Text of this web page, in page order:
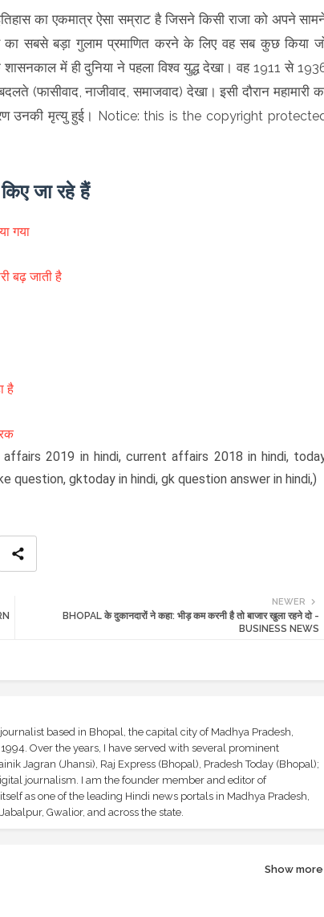
का एकमात्र ऐसा सम्राट है जिसने किसी राजा को अपने
सबसे बड़ा गुलाम प्रमाणित करने के लिए वह सब कुछ किया
में ही दुनिया ने पहला विश्व युद्ध देखा। वह 1911 से
(फासीवाद, नाजीवाद, समाजवाद) देखा। इसी दौरान महामारी
उनकी मृत्यु हुई। Notice: this is the copyright
जा रहे हैं
गया
बढ़ जाती है
है
2019 in hindi, current affairs 2018 in hindi,
question, gktoday in hindi, gk question answer in hindi,)
NEWER
BHOPAL के दुकानदारों ने कहा: भीड़ कम करनी है तो बाजार खुला रहने दो -
BUSINESS NEWS
based in Bhopal, the capital city of Madhya Pradesh,
Over the years, I have served with several prominent
Jagran (Jhansi), Raj Express (Bhopal), Pradesh Today (Bhopal);
journalism. I am the founder member and editor of
as one of the leading Hindi news portals in Madhya Pradesh,
Gwalior, and across the state.
Show more